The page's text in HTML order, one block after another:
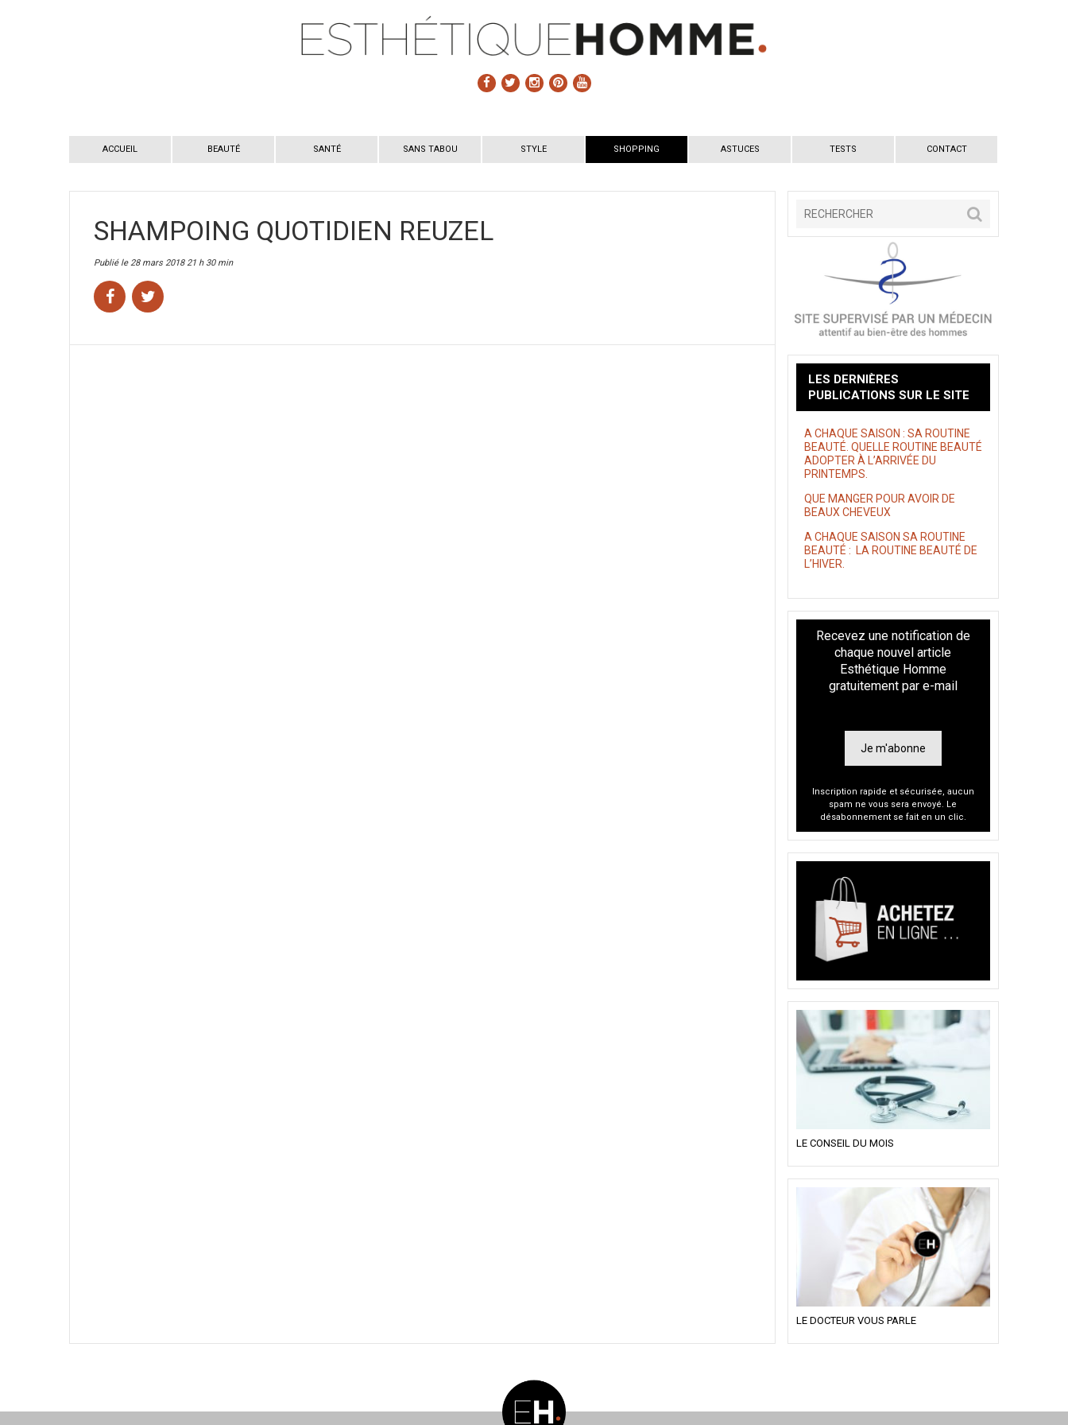
ACCUEIL BEAUTÉ SANTÉ SANS TABOU STYLE SHOPPING ASTUCES TESTS CONTACT
SHAMPOING QUOTIDIEN REUZEL
Publié le 28 mars 2018 21 h 30 min
LES DERNIÈRES
PUBLICATIONS SUR LE SITE
A CHAQUE SAISON : SA ROUTINE
BEAUTÉ. QUELLE ROUTINE BEAUTÉ
ADOPTER À L’ARRIVÉE DU
PRINTEMPS.
QUE MANGER POUR AVOIR DE
BEAUX CHEVEUX
A CHAQUE SAISON SA ROUTINE
BEAUTÉ : LA ROUTINE BEAUTÉ DE
L’HIVER.
Recevez une notification de
chaque nouvel article
Esthétique Homme
gratuitement par e-mail
Je m'abonne
Inscription rapide et sécurisée, aucun
spam ne vous sera envoyé. Le
désabonnement se fait en un clic.
LE CONSEIL DU MOIS
LE DOCTEUR VOUS PARLE